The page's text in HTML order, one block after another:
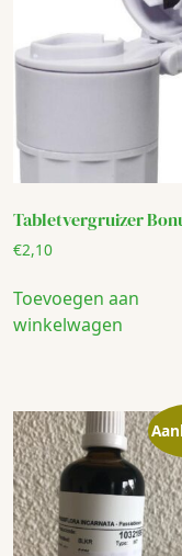
Tabletvergruizer
€2,10
Toevoegen aan
winkelwagen